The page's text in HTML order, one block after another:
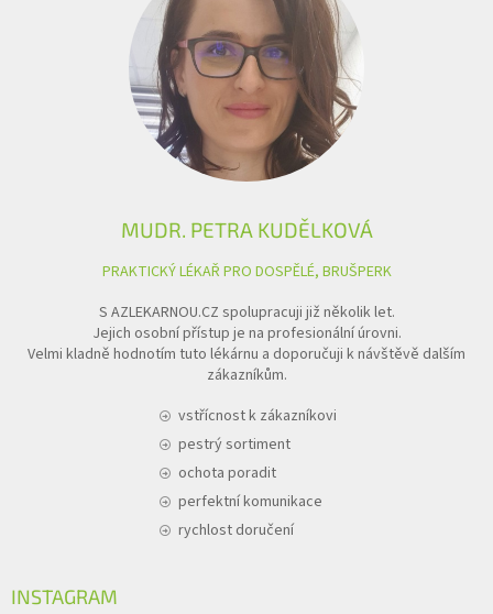
MUDR. PETRA KUDĚLKOVÁ
PRAKTICKÝ LÉKAŘ PRO DOSPĚLÉ, BRUŠPERK
S AZLEKARNOU.CZ spolupracuji již několik let.
Jejich osobní přístup je na profesionální úrovni.
Velmi kladně hodnotím tuto lékárnu a doporučuji k návštěvě dalším
zákazníkům.
vstřícnost k zákazníkovi
pestrý sortiment
ochota poradit
perfektní komunikace
rychlost doručení
INSTAGRAM